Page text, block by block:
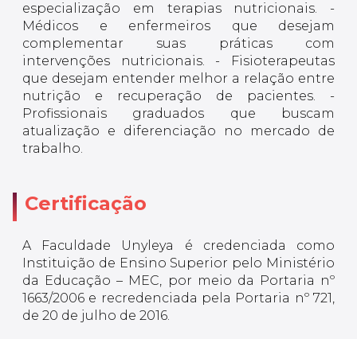
especialização em terapias nutricionais. -
Médicos e enfermeiros que desejam
complementar suas práticas com
intervenções nutricionais. - Fisioterapeutas
que desejam entender melhor a relação entre
nutrição e recuperação de pacientes. -
Profissionais graduados que buscam
atualização e diferenciação no mercado de
trabalho.
Certificação
A Faculdade Unyleya é credenciada como
Instituição de Ensino Superior pelo Ministério
da Educação – MEC, por meio da Portaria nº
1663/2006 e recredenciada pela Portaria nº 721,
de 20 de julho de 2016.